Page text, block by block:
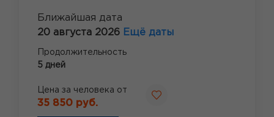
Ближайшая дата
20 августа 2026 Ещё даты
Продолжительность
5 дней
Цена за человека от
35 850 руб.